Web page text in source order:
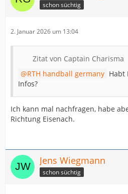
schon süchtig
2. Januar 2026 um 13:04
Zitat von Captain Charisma
RTH handball germany Habt
Infos?
Ich kann mal nachfragen, habe
Richtung Eisenach.
Jens Wiegmann
schon süchtig